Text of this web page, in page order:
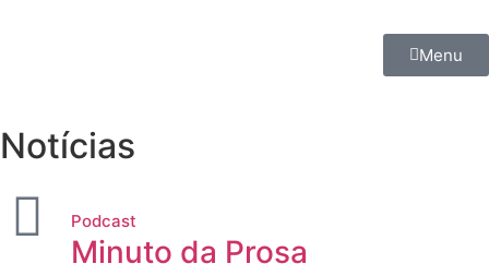
Menu
Notícias
Podcast
Minuto da Prosa